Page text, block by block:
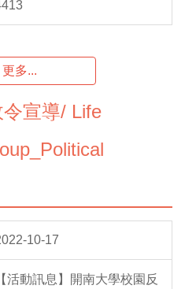
更多...
宣導/ Life
10-17
【活動訊息】開南大學校園反